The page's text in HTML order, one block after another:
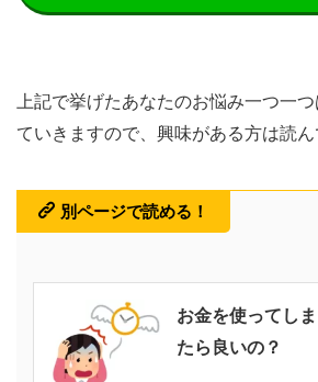
上記で挙げたあなたのお悩み一つ一
ていきますので、興味がある方は読ん
別ページで読める！
お金を使ってし
たら良いの？